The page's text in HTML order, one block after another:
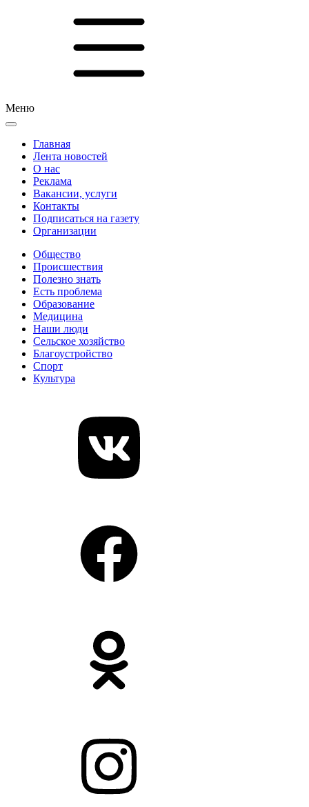
Меню
Главная
Лента новостей
О нас
Реклама
Вакансии, услуги
Контакты
Подписаться на газету
Организации
Общество
Происшествия
Полезно знать
Есть проблема
Образование
Медицина
Наши люди
Сельское хозяйство
Благоустройство
Спорт
Культура